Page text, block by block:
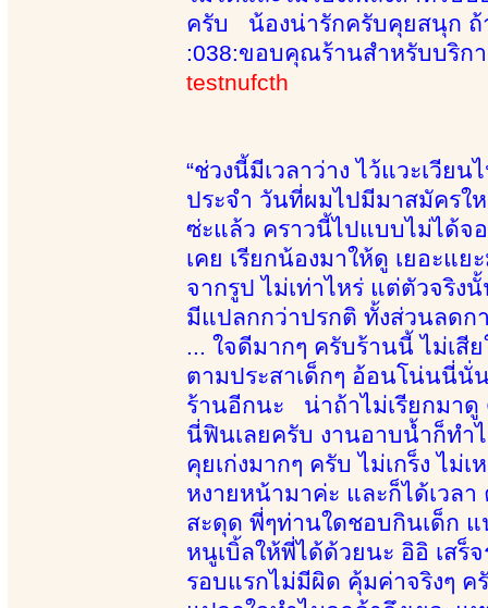
ครับ น้องน่ารักครับคุยสนุก ถ้
:038:ขอบคุณร้านสำหรับบริก
testnufcth
“ช่วงนี้มีเวลาว่าง ไว้แวะเวี
ประจำ วันที่ผมไปมีมาสมัครใ
ซ่ะแล้ว คราวนี้ไปแบบไม่ได้จ
เคย เรียกน้องมาให้ดู เยอะแ
จากรูป ไม่เท่าไหร่ แต่ตัวจริ
มีแปลกกว่าปรกติ ทั้งส่วนลดก
... ใจดีมากๆ ครับร้านนี้ ไม่เสี
ตามประสาเด็กๆ อ้อนโน่นนี่
ร้านอีกนะ น่าถ้าไม่เรียกมาดู
นี่ฟินเลยครับ งานอาบน้ำก็ทำ
คุยเก่งมากๆ ครับ ไม่เกร็ง ไม่
หงายหน้ามาค่ะ และก็ได้เวล
สะดุด พี่ๆท่านใดชอบกินเด็ก แ
หนูเบิ้ลให้พี่ได้ด้วยนะ อิอิ เส
รอบแรกไม่มีผิด คุ้มค่าจริงๆ